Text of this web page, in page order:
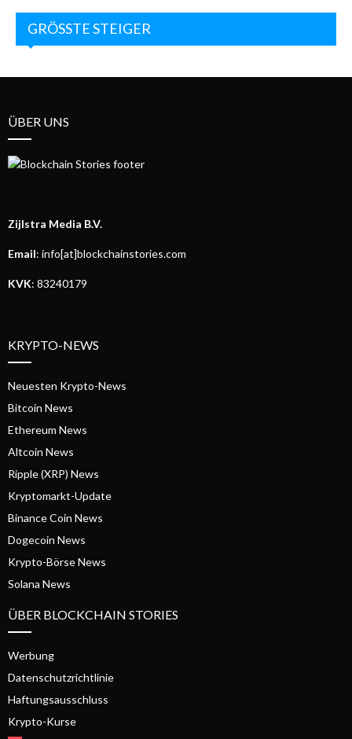
GRÖSSTE STEIGER
ÜBER UNS
Zijlstra Media B.V.
Email: info[at]blockchainstories.com
KVK: 83240179
KRYPTO-NEWS
Neuesten Krypto-News
Bitcoin News
Ethereum News
Altcoin News
Ripple (XRP) News
Kryptomarkt-Update
Binance Coin News
Dogecoin News
Krypto-Börse News
Solana News
ÜBER BLOCKCHAIN STORIES
Werbung
Datenschutzrichtlinie
Haftungsausschluss
Krypto-Kurse